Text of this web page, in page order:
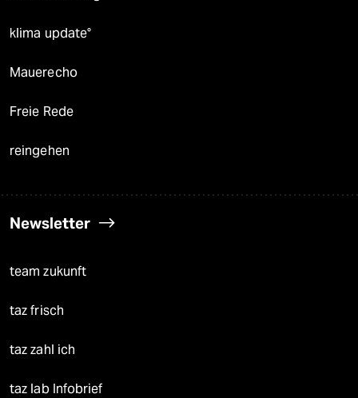
klima update°
Mauerecho
Freie Rede
reingehen
Newsletter
team zukunft
taz frisch
taz zahl ich
taz lab Infobrief